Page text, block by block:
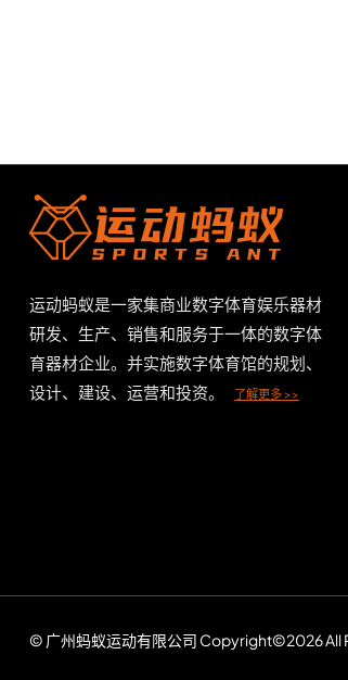
运动蚂蚁是一家集商业数字体育娱乐器材
研发、生产、销售和服务于一体的数字体
育器材企业。并实施数字体育馆的规划、
设计、建设、运营和投资。
了解更多 >>
© 广州蚂蚁运动有限公司 Copyright©2026 All